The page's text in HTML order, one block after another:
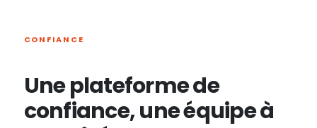
CONFIANCE
Une plateforme de
confiance, une équipe à